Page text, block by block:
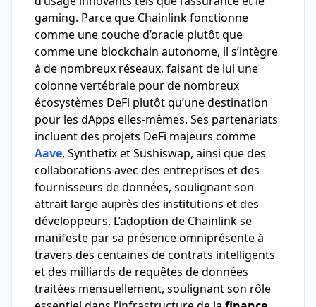
gaming. Parce que Chainlink fonctionne
comme une couche d’oracle plutôt que
comme une blockchain autonome, il s’intègre
à de nombreux réseaux, faisant de lui une
colonne vertébrale pour de nombreux
écosystèmes DeFi plutôt qu’une destination
pour les dApps elles-mêmes. Ses partenariats
incluent des projets DeFi majeurs comme
Aave, Synthetix et Sushiswap, ainsi que des
collaborations avec des entreprises et des
fournisseurs de données, soulignant son
attrait large auprès des institutions et des
développeurs. L’adoption de Chainlink se
manifeste par sa présence omniprésente à
travers des centaines de contrats intelligents
et des milliards de requêtes de données
traitées mensuellement, soulignant son rôle